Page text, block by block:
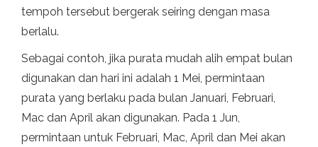
tempoh tersebut bergerak seiring dengan masa
berlalu.
Sebagai contoh, jika purata mudah alih empat bulan
digunakan dan hari ini adalah 1 Mei, permintaan
purata yang berlaku pada bulan Januari, Februari,
Mac dan April akan digunakan. Pada 1 Jun,
permintaan untuk Februari, Mac, April dan Mei akan